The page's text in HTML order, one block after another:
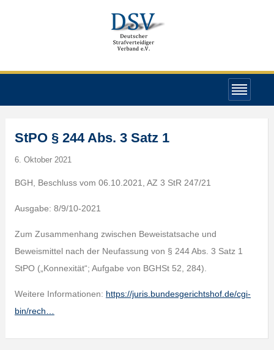
StPO § 244 Abs. 3 Satz 1
6. Oktober 2021
BGH, Beschluss vom 06.10.2021, AZ 3 StR 247/21
Ausgabe: 8/9/10-2021
Zum Zusammenhang zwischen Beweistatsache und
Beweismittel nach der Neufassung von § 244 Abs. 3 Satz 1
StPO („Konnexität“; Aufgabe von BGHSt 52, 284).
Weitere Informationen: https://juris.bundesgerichtshof.de/cgi-
bin/rech…